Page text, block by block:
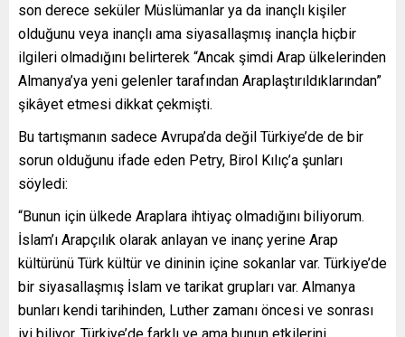
son derece seküler Müslümanlar ya da inançlı kişiler
olduğunu veya inançlı ama siyasallaşmış inançla hiçbir
ilgileri olmadığını belirterek “Ancak şimdi Arap ülkelerinden
Almanya’ya yeni gelenler tarafından Araplaştırıldıklarından”
şikâyet etmesi dikkat çekmişti.
Bu tartışmanın sadece Avrupa’da değil Türkiye’de de bir
sorun olduğunu ifade eden Petry, Birol Kılıç’a şunları
söyledi:
“Bunun için ülkede Araplara ihtiyaç olmadığını biliyorum.
İslam’ı Arapçılık olarak anlayan ve inanç yerine Arap
kültürünü Türk kültür ve dininin içine sokanlar var. Türkiye’de
bir siyasallaşmış İslam ve tarikat grupları var. Almanya
bunları kendi tarihinden, Luther zamanı öncesi ve sonrası